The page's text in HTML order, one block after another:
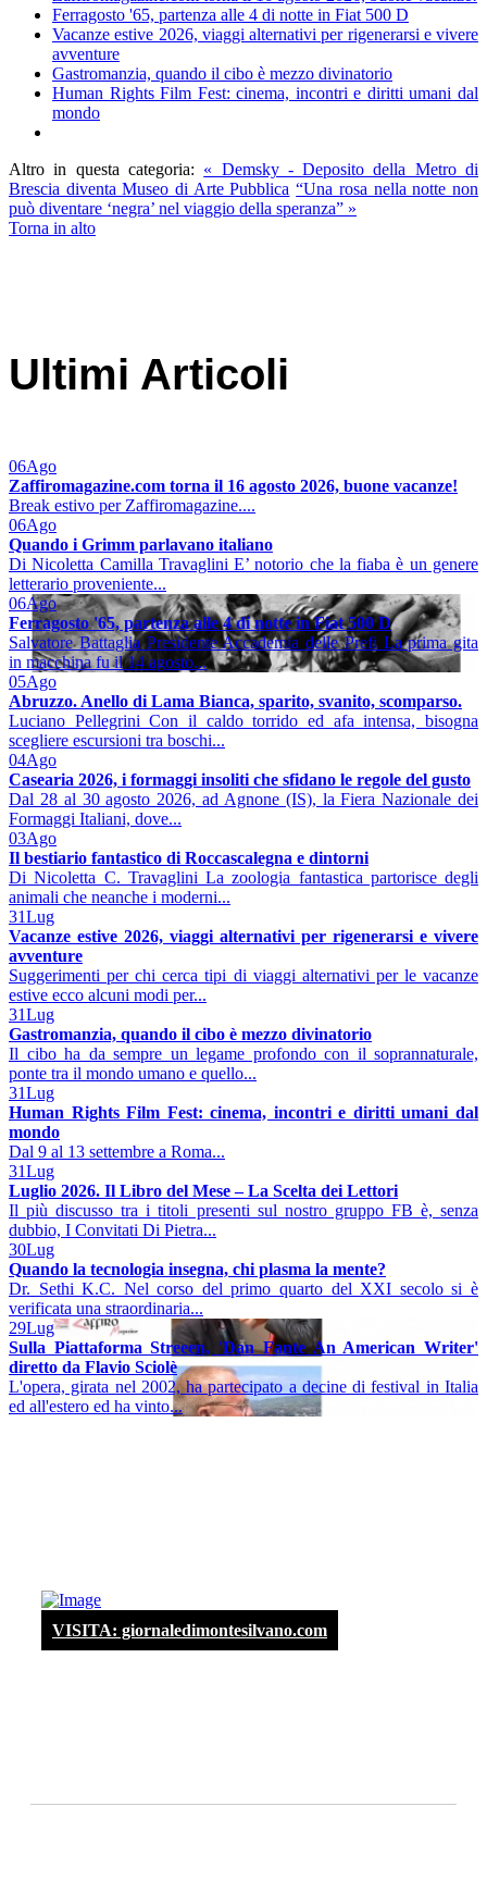
Ferragosto '65, partenza alle 4 di notte in Fiat 500 D
Vacanze estive 2026, viaggi alternativi per rigenerarsi e vivere
avventure
Gastromanzia, quando il cibo è mezzo divinatorio
Human Rights Film Fest: cinema, incontri e diritti umani dal
mondo
Altro in questa categoria: « Demsky - Deposito della Metro di
Brescia diventa Museo di Arte Pubblica “Una rosa nella notte non
può diventare ‘negra’ nel viaggio della speranza” »
Torna in alto
Ultimi Articoli
06Ago
Zaffiromagazine.com torna il 16 agosto 2026, buone vacanze!
Break estivo per Zaffiromagazine....
06Ago
Quando i Grimm parlavano italiano
Di Nicoletta Camilla Travaglini E’ notorio che la fiaba è un genere
letterario proveniente...
06Ago
Ferragosto '65, partenza alle 4 di notte in Fiat 500 D
Salvatore Battaglia Presidente Accademia delle Prefi La prima gita
in macchina fu il 14 agosto...
05Ago
Abruzzo. Anello di Lama Bianca, sparito, svanito, scomparso.
Luciano Pellegrini Con il caldo torrido ed afa intensa, bisogna
scegliere escursioni tra boschi...
04Ago
Casearia 2026, i formaggi insoliti che sfidano le regole del gusto
Dal 28 al 30 agosto 2026, ad Agnone (IS), la Fiera Nazionale dei
Formaggi Italiani, dove...
03Ago
Il bestiario fantastico di Roccascalegna e dintorni
Di Nicoletta C. Travaglini La zoologia fantastica partorisce degli
animali che neanche i moderni...
31Lug
Vacanze estive 2026, viaggi alternativi per rigenerarsi e vivere
avventure
Suggerimenti per chi cerca tipi di viaggi alternativi per le vacanze
estive ecco alcuni modi per...
31Lug
Gastromanzia, quando il cibo è mezzo divinatorio
Il cibo ha da sempre un legame profondo con il soprannaturale,
ponte tra il mondo umano e quello...
31Lug
Human Rights Film Fest: cinema, incontri e diritti umani dal
mondo
Dal 9 al 13 settembre a Roma...
31Lug
Luglio 2026. Il Libro del Mese – La Scelta dei Lettori
Il più discusso tra i titoli presenti sul nostro gruppo FB è, senza
dubbio, I Convitati Di Pietra...
30Lug
Quando la tecnologia insegna, chi plasma la mente?
Dr. Sethi K.C. Nel corso del primo quarto del XXI secolo si è
verificata una straordinaria...
29Lug
Sulla Piattaforma Streeen, 'Dan Fante An American Writer'
diretto da Flavio Sciolè
L'opera, girata nel 2002, ha partecipato a decine di festival in Italia
ed all'estero ed ha vinto...
VISITA: giornaledimontesilvano.com